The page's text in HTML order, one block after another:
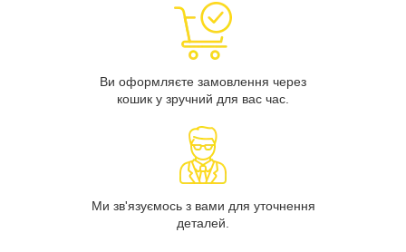
Ви оформляєте замовлення через
кошик у зручний для вас час.
Ми зв'язуємось з вами для уточнення
деталей.